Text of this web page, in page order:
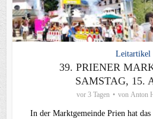
Leitartikel
39. PRIENER
SAMSTAG, 15.
vor 3 Tagen von Anton
In der Marktgemeinde Prien hat